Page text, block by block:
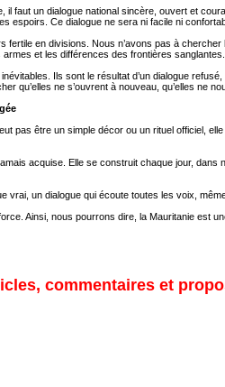
faut un dialogue national sincère, ouvert et
espoirs. Ce dialogue ne sera ni facile ni
fertile en divisions. Nous n’avons pas à
et les différences des frontières sanglantes.
Ils sont le résultat d’un dialogue
qu’elles ne s’ouvrent à nouveau, qu’elles
pas être un simple décor ou un rituel officiel,
acquise. Elle se construit chaque jour,
vrai, un dialogue qui écoute toutes les voix,
Ainsi, nous pourrons dire, la Mauritanie est
commentaires et